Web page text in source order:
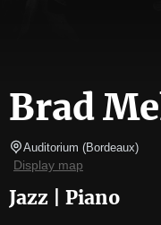
Brad
Auditorium (Bordeaux)
Display map
Jazz | Piano